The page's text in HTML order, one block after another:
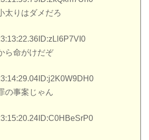
太りはダメだろ
ら命がけだぞ
の事案じゃん